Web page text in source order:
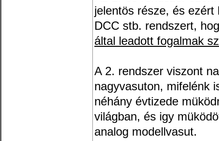
jelentös része, és
DCC stb. rendszert,
által leadott fogalmak
A 2. rendszer viszont
nagyvasuton, mifelénk
néhány évtizede
világban, és igy
analog modellvasut.